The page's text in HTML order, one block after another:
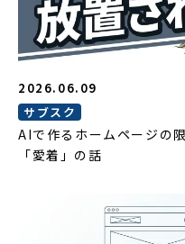
2026.06.09
サブスク
AIで作るホームページの
「愛着」の話